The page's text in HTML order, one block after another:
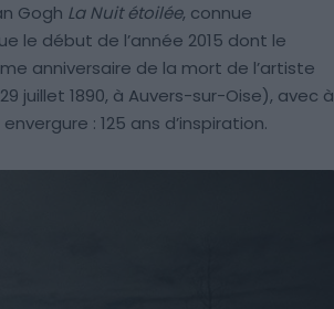
Gogh La Nuit étoilée, connue
le début de l’année 2015 dont le
anniversaire de la mort de l’artiste
juillet 1890, à Auvers-sur-Oise), avec à
: 125 ans d’inspiration.